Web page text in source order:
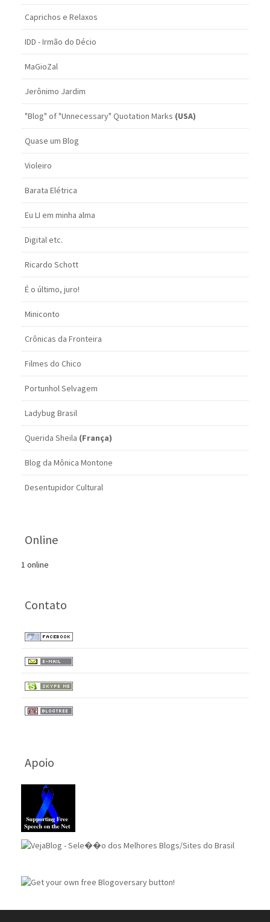
Caprichos e Relaxos
IDD - Irmão do Décio
MaGioZal
Jerônimo Jardim
"Blog" of "Unnecessary" Quotation Marks (USA)
Quase um Blog
Violeiro
Barata Elétrica
Eu LI em minha alma
Digital etc.
Ricardo Schott
É o último, juro!
Miniconto
Crônicas da Fronteira
Filmes do Chico
Portunhol Selvagem
Ladybug Brasil
Querida Sheila (França)
Blog da Mônica Montone
Desentupidor Cultural
Online
1 online
Contato
Apoio